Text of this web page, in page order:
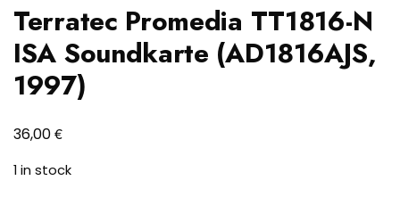
Terratec Promedia TT1816-N
ISA Soundkarte (AD1816AJS,
1997)
36,00€
1 in stock